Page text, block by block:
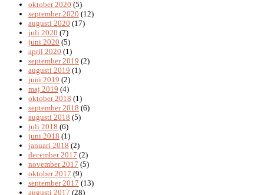
oktober 2020 (5)
september 2020 (12)
augusti 2020 (17)
juli 2020 (7)
juni 2020 (5)
april 2020 (1)
september 2019 (2)
augusti 2019 (1)
juni 2019 (2)
maj 2019 (4)
oktober 2018 (1)
september 2018 (6)
augusti 2018 (5)
juli 2018 (6)
juni 2018 (1)
januari 2018 (2)
december 2017 (2)
november 2017 (5)
oktober 2017 (9)
september 2017 (13)
augusti 2017 (28)